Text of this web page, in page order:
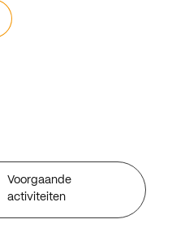
Voorgaande
activiteiten